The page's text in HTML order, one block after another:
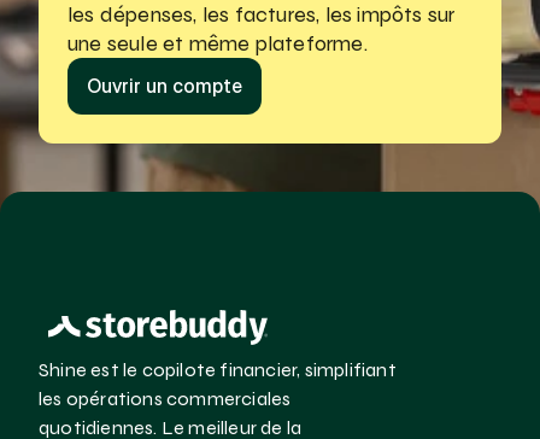
les dépenses, les factures, les impôts sur
une seule et même plateforme.
Ouvrir un compte
Shine est le copilote financier, simplifiant
les opérations commerciales
quotidiennes. Le meilleur de la